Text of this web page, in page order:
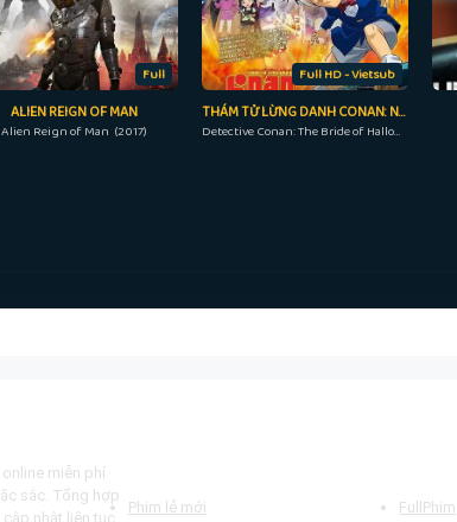
Full
ALIEN REIGN OF MAN
Alien Reign of Man (2017)
Full HD - Vietsub
THÁM TỬ LỪNG DANH CONAN: NÀNG DÂU HALLOWEEN
Detective Conan: The Bride of Halloween (2022)